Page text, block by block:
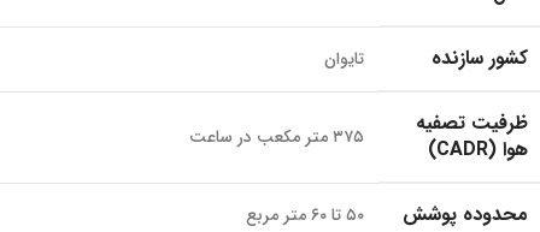
کشور سازنده تایوان
ظرفیت تصفیه
هوا (CADR)
۳۷۵ متر مکعب در ساعت
محدوده پوشش ۵۰ تا ۶۰ متر مربع